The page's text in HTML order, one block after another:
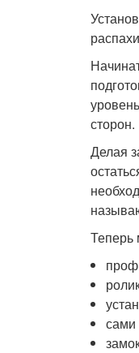
Делая
Теперь
сами